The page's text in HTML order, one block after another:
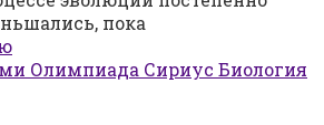
пока
Олимпиада Сириус Биология